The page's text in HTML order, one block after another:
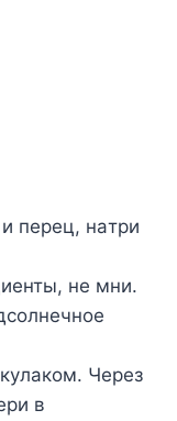
пepeц, нaтpи
нe мни.
Чepeз
в